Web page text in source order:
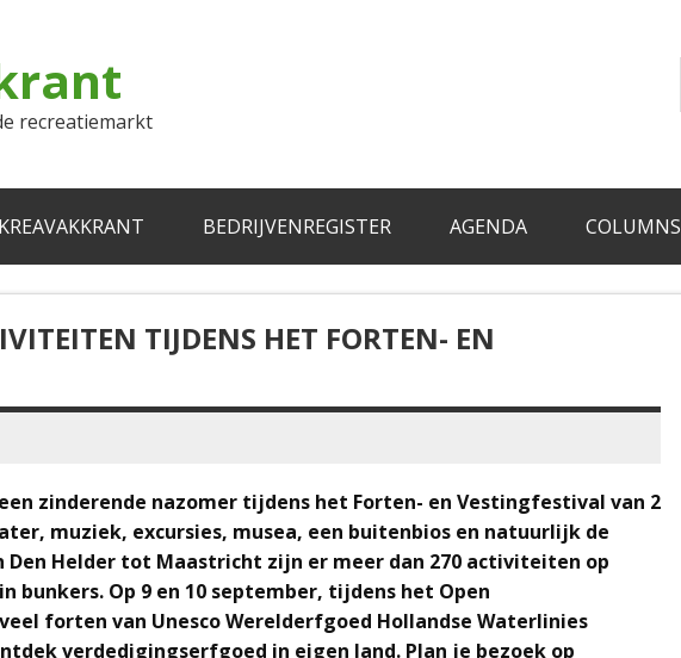
recreatiemarkt
BEDRIJVENREGISTER AGENDA COLUMNS
TIJDENS HET FORTEN- EN
zinderende nazomer tijdens het Forten- en Vestingfestival van 2
muziek, excursies, musea, een buitenbios en natuurlijk de
Helder tot Maastricht zijn er meer dan 270 activiteiten op
bunkers. Op 9 en 10 september, tijdens het Open
forten van Unesco Werelderfgoed Hollandse Waterlinies
verdedigingserfgoed in eigen land. Plan je bezoek op